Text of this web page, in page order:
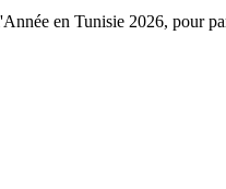
en Tunisie 2026, pour